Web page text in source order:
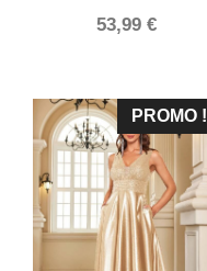
53,99€
PROMO !